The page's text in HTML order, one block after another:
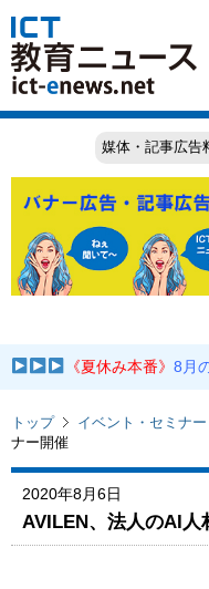
媒体・記事広告
《夏休み本番》8月
トップ イベント・セミナー
ナー開催
2020年8月6日
AVILEN、法人のAI